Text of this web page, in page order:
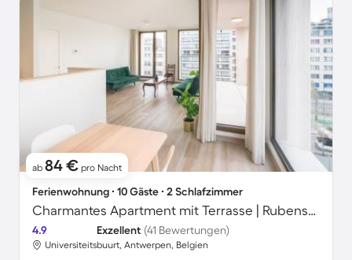
ab 84 € pro Nacht
Ferienwohnung ∙ 10 Gäste ∙ 2 Schlafzimmer
Charmantes Apartment mit Terrasse | Rubenshaus in der Nähe
4.9 Exzellent (41 Bewertungen)
Universiteitsbuurt, Antwerpen, Belgien